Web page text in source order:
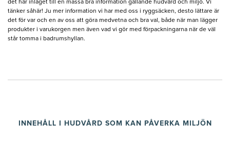
det här inläget till en massa bra information gällande hudvård och miljö. Vi
tänker såhär! Ju mer information vi har med oss i ryggsäcken, desto lättare är
det för var och en av oss att göra medvetna och bra val, både när man lägger
produkter i varukorgen men även vad vi gör med förpackningarna när de väl
står tomma i badrumshyllan.
INNEHÅLL I HUDVÅRD SOM KAN PÅVERKA MILJÖN